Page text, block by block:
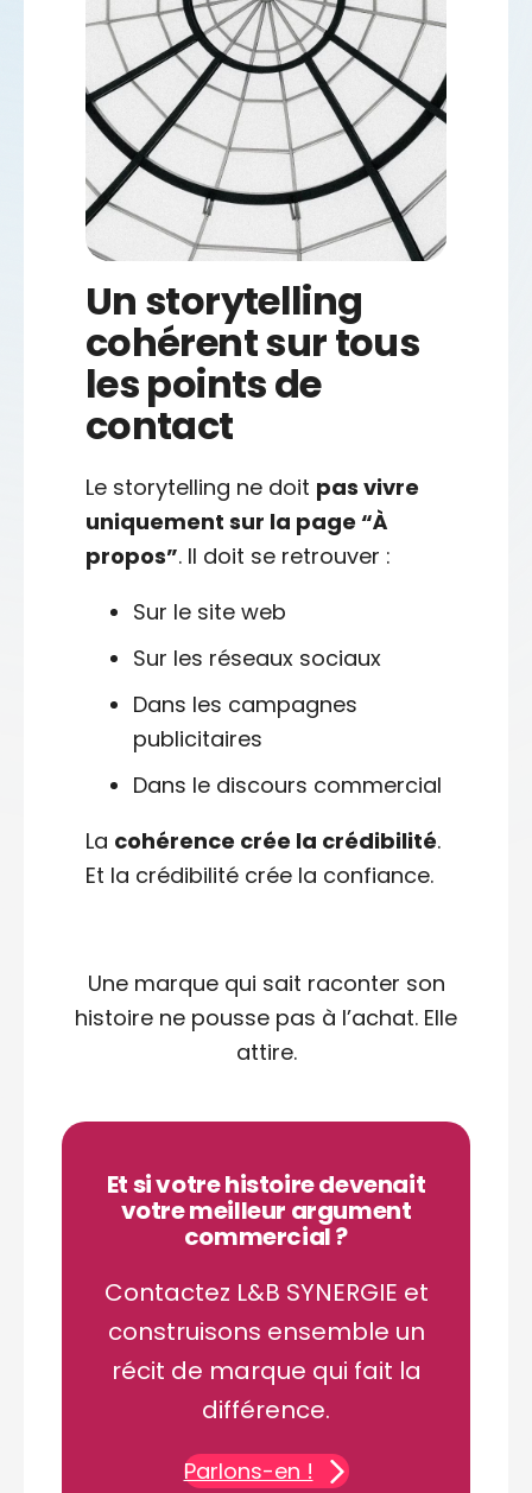
Un storytelling
cohérent sur tous
les points de
contact
Le storytelling ne doit pas vivre
uniquement sur la page “À
propos”. Il doit se retrouver :
Sur le site web
Sur les réseaux sociaux
Dans les campagnes
publicitaires
Dans le discours commercial
La cohérence crée la crédibilité.
Et la crédibilité crée la confiance.
Une marque qui sait raconter son
histoire ne pousse pas à l’achat. Elle
attire.
Et si votre histoire devenait
votre meilleur argument
commercial ?
Contactez L&B SYNERGIE et
construisons ensemble un
récit de marque qui fait la
différence.
Parlons-en !